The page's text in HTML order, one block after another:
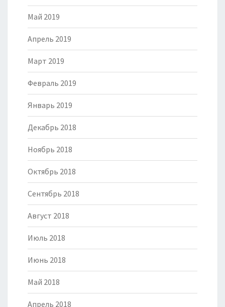
Май 2019
Апрель 2019
Март 2019
Февраль 2019
Январь 2019
Декабрь 2018
Ноябрь 2018
Октябрь 2018
Сентябрь 2018
Август 2018
Июль 2018
Июнь 2018
Май 2018
Апрель 2018